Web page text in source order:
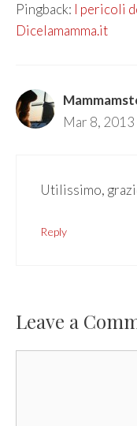
Pingback: I pericoli
Dicelamamma.it
Mar 8, 2013
Utilissimo,
Reply
Leave a